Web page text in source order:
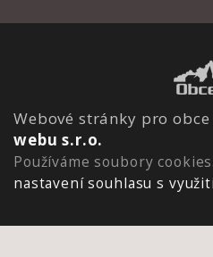
Webové stránky pro
webu s.r.o.
Používáme soubory
nastavení souhlasu s